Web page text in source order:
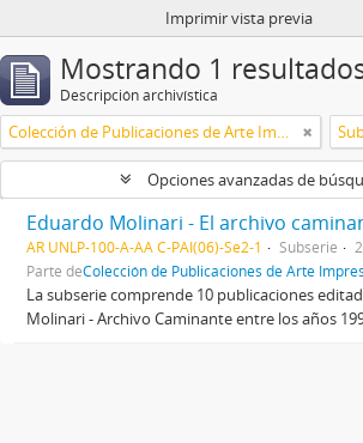
Imprimir vista previa
Mostrando 1
Descripción archivística
Colección de Publicaciones de Arte Impreso
Opciones avanzadas de
Eduardo Molinari - El archivo
AR UNLP-100-A-AA C-PAI(06)-Se2-1 Subserie
Parte deColección de Publicaciones de Arte
La subserie comprende 10 publicaciones
Molinari - Archivo Caminante entre los años